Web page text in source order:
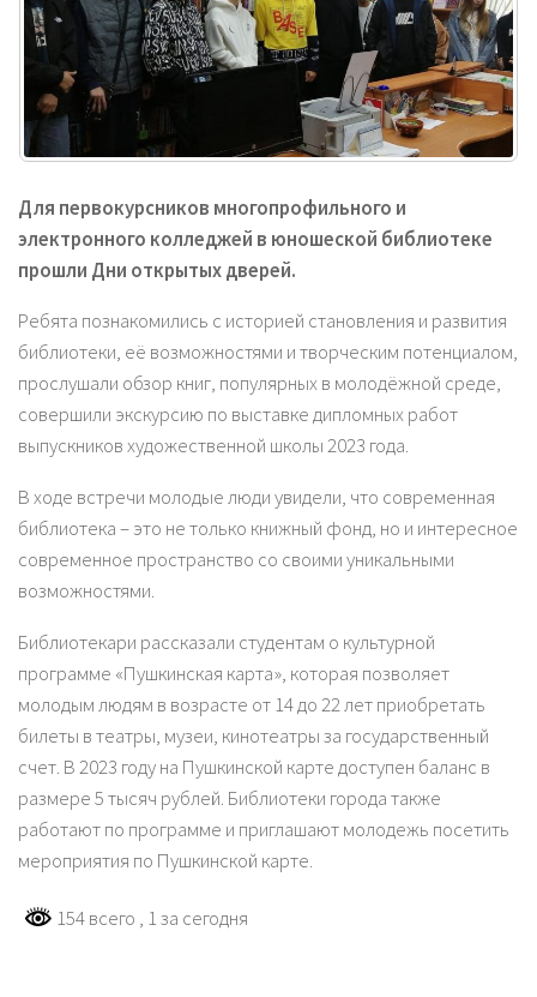
Для первокурсников многопрофильного и
электронного колледжей в юношеской библиотеке
прошли Дни открытых дверей.
Ребята познакомились с историей становления и развития
библиотеки, её возможностями и творческим потенциалом,
прослушали обзор книг, популярных в молодёжной среде,
совершили экскурсию по выставке дипломных работ
выпускников художественной школы 2023 года.
В ходе встречи молодые люди увидели, что современная
библиотека – это не только книжный фонд, но и интересное
современное пространство со своими уникальными
возможностями.
Библиотекари рассказали студентам о культурной
программе «Пушкинская карта», которая позволяет
молодым людям в возрасте от 14 до 22 лет приобретать
билеты в театры, музеи, кинотеатры за государственный
счет. В 2023 году на Пушкинской карте доступен баланс в
размере 5 тысяч рублей. Библиотеки города также
работают по программе и приглашают молодежь посетить
мероприятия по Пушкинской карте.
154 всего , 1 за сегодня